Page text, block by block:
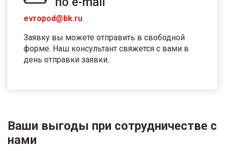
evropod@bk.ru
Заявку вы можете отправить в свободной
форме. Наш консультант свяжется с вами в
день отправки заявки.
Ваши выгоды при сотрудничестве с
нами